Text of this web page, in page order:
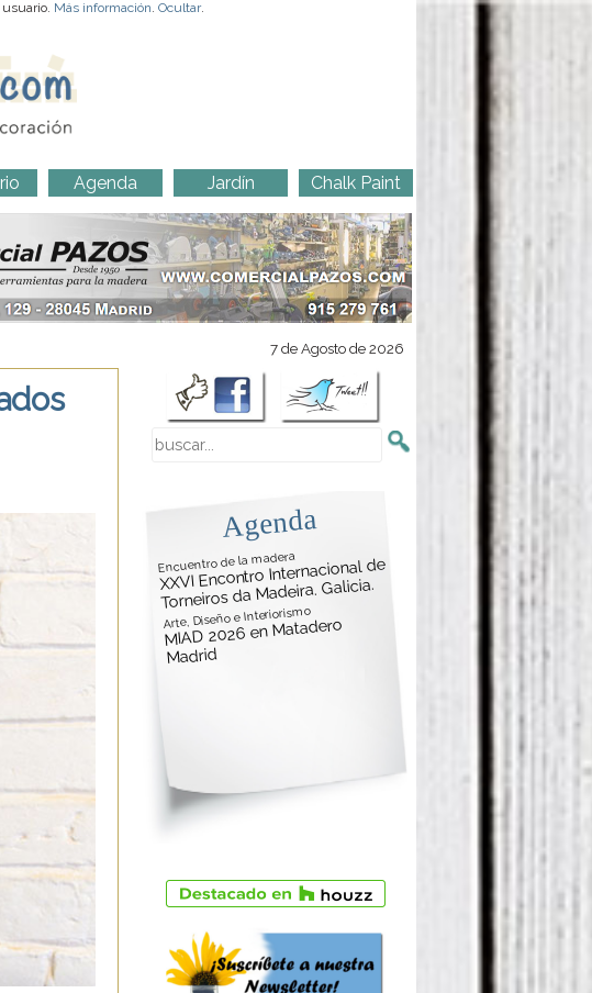
Más información. Ocultar.
Agenda Jardín Chalk Paint
7 de Agosto de 2026
Agenda
Encuentro de la madera
XXVI Encontro Internacional de
Torneiros da Madeira. Galicia.
Arte, Diseño e Interiorismo
MIAD 2026 en Matadero
Madrid